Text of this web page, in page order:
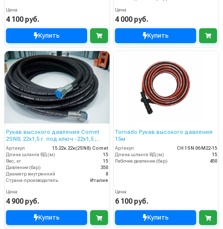
Цена
4 100 руб.
Купить
Цена
4 000 руб.
Купить
Рукав высокого давления Comet
2SN8; 22х1,5 г. под ключ -22х1,5 ;
15м
Артикул
15.22к.22к(2SN8) Comet
Длина шланга ВД (м)
15
Вес, кг
15
Давление (бар)
350
Диаметр внутренний
8
Страна-производитель
Италия
Цена
4 900 руб.
Купить
Tornado Рукав высокого давления
15м
Артикул
CH 1SN 06 M22-15
Длина шланга ВД (м)
15
Рабочее давление (бар)
450
Цена
6 100 руб.
Купить